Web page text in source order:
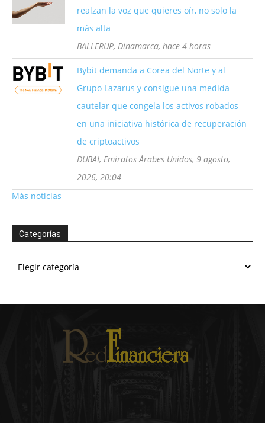
realzan la voz que quieres oír, no solo la
más alta
BALLERUP, Dinamarca, hace 4 horas
Bybit demanda a Corea del Norte y al
Grupo Lazarus y consigue una medida
cautelar que congela los activos robados
en una iniciativa histórica de recuperación
de criptoactivos
DUBAI, Emiratos Árabes Unidos, 9 agosto,
2026, 20:04
Más noticias
Categorías
Categorías